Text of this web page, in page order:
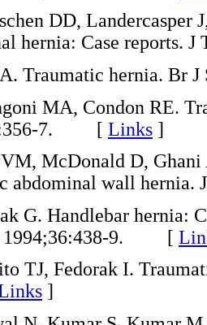
DD,
hernia: Case
Traumatic hernia.
MA, Condon RE.
7. [ Links ]
VM, McDonald D,
abdominal wall
G. Handlebar hernia:
1994;36:438-9. [
TJ, Fedorak I.
]